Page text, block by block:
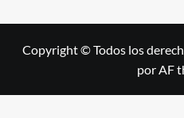
Copyright © Todos los
por AF